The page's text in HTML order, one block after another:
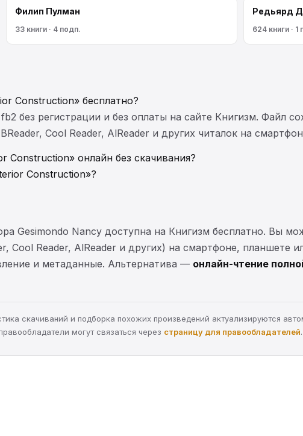
Филип Пулман
33 книги · 4 подп.
Редьярд
624 книги · 1
Construction» бесплатно?
без регистрации и без оплаты на сайте Книгизм. Файл
Cool Reader, AlReader и других читалок на
Construction» онлайн без скачивания?
Construction»?
Gesimondo Nancy доступна на Книгизм бесплатно. Вы
Cool Reader, AlReader и других) на смартфоне, планшете
и метаданные. Альтернатива — онлайн-чтение
скачиваний и подборка похожих произведений актуализируются
могут связаться через страницу для правообладателей.